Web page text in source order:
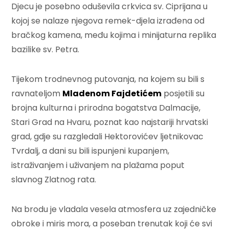
Djecu je posebno oduševila crkvica sv. Ciprijana u
kojoj se nalaze njegova remek-djela izrađena od
bračkog kamena, među kojima i minijaturna replika
bazilike sv. Petra.
Tijekom trodnevnog putovanja, na kojem su bili s
ravnateljom Mladenom Fajdetićem posjetili su
brojna kulturna i prirodna bogatstva Dalmacije,
Stari Grad na Hvaru, poznat kao najstariji hrvatski
grad, gdje su razgledali Hektorovićev ljetnikovac
Tvrdalj, a dani su bili ispunjeni kupanjem,
istraživanjem i uživanjem na plažama poput
slavnog Zlatnog rata.
Na brodu je vladala vesela atmosfera uz zajedničke
obroke i miris mora, a poseban trenutak koji će svi